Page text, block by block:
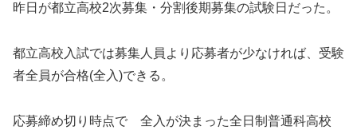
昨日が都立高校2次募集・分割後期募集の試験日だった。
都立高校入試では募集人員より応募者が少なければ、受験
者全員が合格(全入)できる。
応募締め切り時点で 全入が決まった全日制普通科高校